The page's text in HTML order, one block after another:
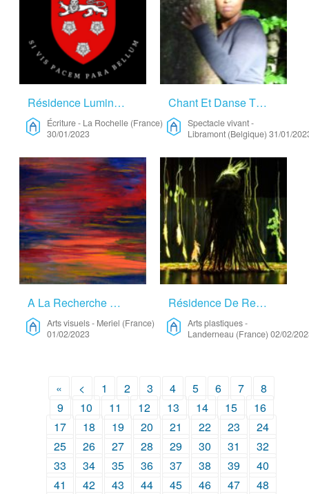
Résidence Lumineuse – Écriture
Écriture- La Rochelle (France)
30/01/2023
Chant Et Danse Thérapeutique – Spectacle Vivant
Spectacle vivant-
Libramont (Belgique) 31/01/
A La Recherche Du Lieu D’inspiration… – Arts Visuels
Arts visuels- Meriel (France)
01/02/2023
Résidence De Recherche Et De Création – Arts Plastiques
Arts plastiques-
Landerneau (France) 02/02/
« < 1 2 3 4 5 6 7
8
9
10 11 12 13 14 15
16
17
18 19 20 21 22 23
24
25
26 27 28 29 30 31
32
33
34 35 36 37 38 39
40
41
42 43 44 45 46 47
48